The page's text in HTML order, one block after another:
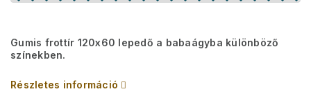
Gumis frottír 120x60 lepedő a babaágyba különböző
színekben.
Részletes információ